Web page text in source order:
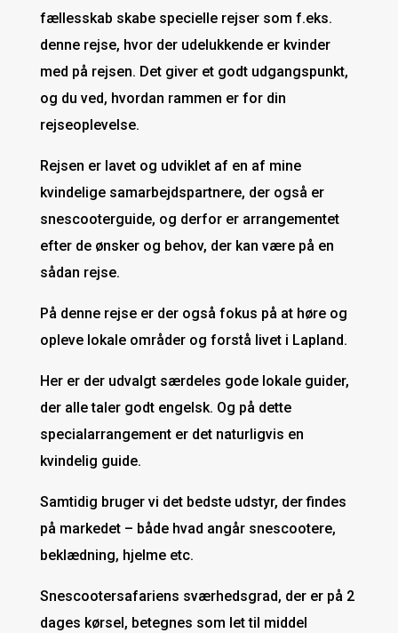
fællesskab skabe specielle rejser som f.eks.
denne rejse, hvor der udelukkende er kvinder
med på rejsen. Det giver et godt udgangspunkt,
og du ved, hvordan rammen er for din
rejseoplevelse.
Rejsen er lavet og udviklet af en af mine
kvindelige samarbejdspartnere, der også er
snescooterguide, og derfor er arrangementet
efter de ønsker og behov, der kan være på en
sådan rejse.
På denne rejse er der også fokus på at høre og
opleve lokale områder og forstå livet i Lapland.
Her er der udvalgt særdeles gode lokale guider,
der alle taler godt engelsk. Og på dette
specialarrangement er det naturligvis en
kvindelig guide.
Samtidig bruger vi det bedste udstyr, der findes
på markedet – både hvad angår snescootere,
beklædning, hjelme etc.
Snescootersafariens sværhedsgrad, der er på 2
dages kørsel, betegnes som let til middel